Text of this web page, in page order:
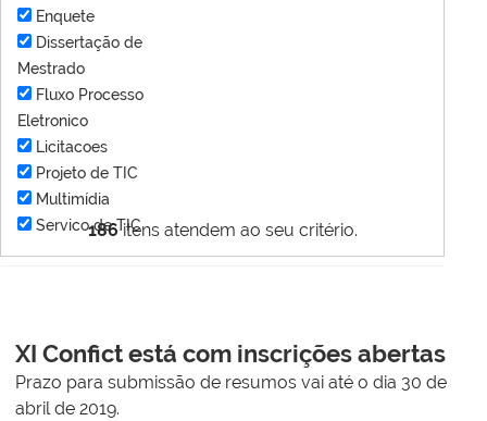
186itens atendem ao seu critério.
Enquete
Dissertação de
Mestrado
Fluxo Processo
Eletronico
Licitacoes
Projeto de TIC
Multimídia
Servico de TIC
XI Confict está com inscrições abertas
Prazo para submissão de resumos vai até o dia 30 de
abril de 2019.